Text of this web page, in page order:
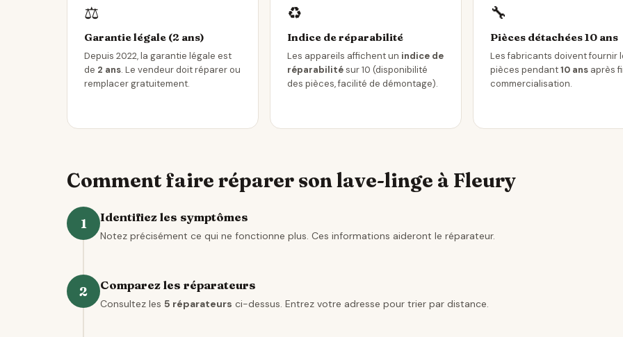
⚖️
Garantie légale (2 ans)
Depuis 2022, la garantie légale est
de 2 ans. Le vendeur doit réparer ou
remplacer gratuitement.
♻️
Indice de réparabilité
Les appareils affichent un indice de
réparabilitésur 10 (disponibilité
des pièces, facilité de démontage).
🔧
Pièces détachées 10 ans
Les fabricants doivent fournir
pièces pendant10 ans après
commercialisation.
Comment faire réparer son lave-linge à Fleury
1 Identifiez les symptômes
Notez précisément ce qui ne fonctionne plus. Ces informations aideront le réparateur.
2 Comparez les réparateurs
Consultez les 5 réparateurs ci-dessus. Entrez votre adresse pour trier par distance.